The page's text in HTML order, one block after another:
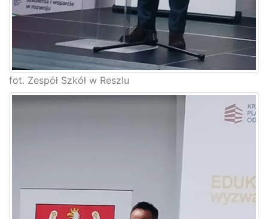
fot. Zespół Szkół w Reszlu